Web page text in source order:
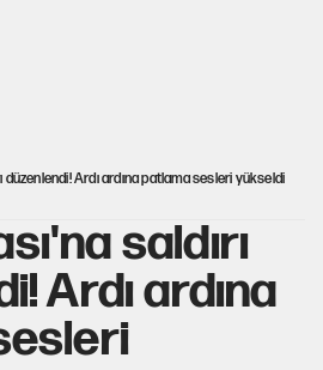
düzenlendi! Ardı ardına patlama sesleri yükseldi
saldırı
Ardı ardına